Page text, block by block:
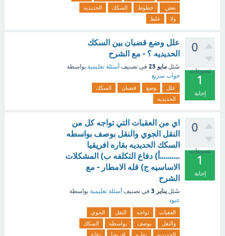
بعض
خطوط السكك
الحديديه
ولا
غلط
0
تصويتات
1
إجابة
علل وضع قضبان بين السكك
الحديديه ؟ - مع الشرح
سُئل مايو 23 في تصنيف أسئلة تعليمية بواسطة
جواب سريع
علل وضع قضبان
السكك
الحديديه
0
تصويتات
1
إجابة
اي من العقبات التي تواجه كل من
النقل الجوي والنقل بوصف بواسطه
السكك الحديديه بقاره افريقيا
..........أ) دفاع التكلفه ب) المشكلات
الاساسيه ج) قله الامطار - مع
الشرح
سُئل يناير 3 في تصنيف أسئلة تعليمية بواسطة
عبود
العقبات تواجه النقل
الجوي
والنقل
بوصف بواسطه
السكك
الحديديه
بقاره افريقيا
دفاع